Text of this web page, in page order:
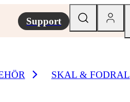
Support
SKAL & FODRAL